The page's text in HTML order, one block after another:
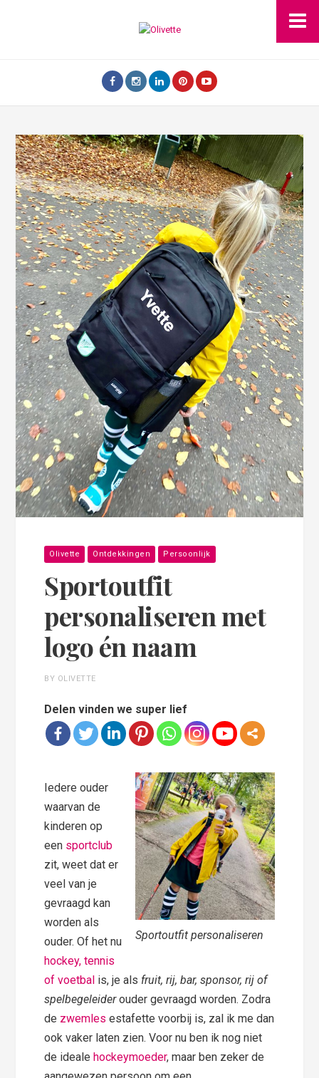
Olivette Ontdekkingen Persoonlijk
Sportoutfit
personaliseren met
logo én naam
BY OLIVETTE
Delen vinden we super lief
Sportoutfit personaliseren
Iedere ouder
waarvan de
kinderen op
een sportclub
zit, weet dat er
veel van je
gevraagd kan
worden als
ouder. Of het nu
hockey, tennis
of voetbal is, je als fruit, rij, bar, sponsor, rij of
spelbegeleiderouder gevraagd worden. Zodra
de zwemles estafette voorbij is, zal ik me dan
ook vaker laten zien. Voor nu ben ik nog niet
de idealehockeymoeder, maar ben zeker de